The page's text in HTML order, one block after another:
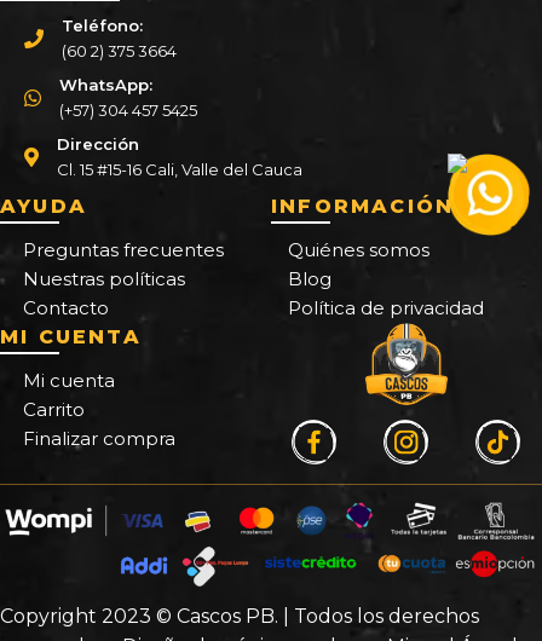
Teléfono:
(60 2) 375 3664
WhatsApp:
(+57) 304 457 5425
Dirección
Cl. 15 #15-16 Cali, Valle del Cauca
AYUDA
Preguntas frecuentes
Nuestras políticas
Contacto
INFORMACIÓN
Quiénes somos
Blog
Política de privacidad
MI CUENTA
Mi cuenta
Carrito
Finalizar compra
Copyright 2023 © Cascos PB. | Todos los derechos